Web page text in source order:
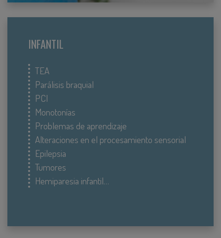
INFANTIL
TEA
Parálisis braquial
PCI
Monotonías
Problemas de aprendizaje
Alteraciones en el procesamiento sensorial
Epilepsia
Tumores
Hemiparesia infantil…